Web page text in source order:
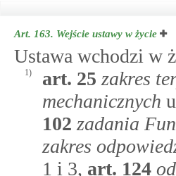
Art. 163. Wejście ustawy w życie
Ustawa wchodzi w
1) art. 25 zakres
mechanicznych
102 zadania
zakres
1 i 3, art. 124